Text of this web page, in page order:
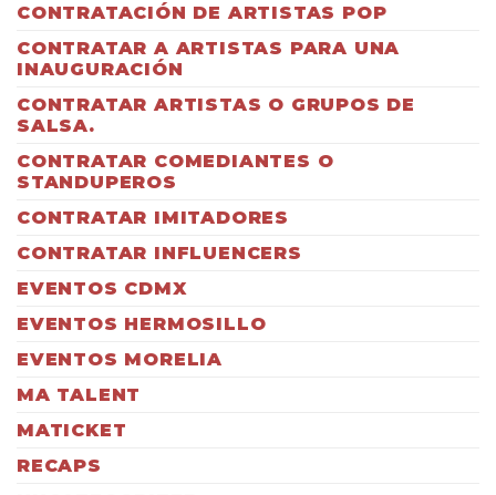
CONTRATACIÓN DE ARTISTAS POP
CONTRATAR A ARTISTAS PARA UNA
INAUGURACIÓN
CONTRATAR ARTISTAS O GRUPOS DE
SALSA.
CONTRATAR COMEDIANTES O
STANDUPEROS
CONTRATAR IMITADORES
CONTRATAR INFLUENCERS
EVENTOS CDMX
EVENTOS HERMOSILLO
EVENTOS MORELIA
MA TALENT
MATICKET
RECAPS